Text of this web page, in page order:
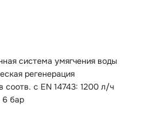
система умягчения воды
регенерация
соотв. с EN 14743: 1200 л/ч
6 бар